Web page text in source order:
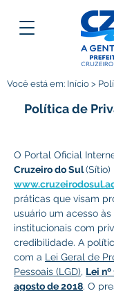
Você está em: Início >
Política de
O Portal Oficial
Cruzeiro do Sul (Sítio)
práticas que visam
usuário um acesso
institucionais com
credibilidade. A
com a Lei Geral de
Pessoais (LGD), Lei
agosto de 2018. O